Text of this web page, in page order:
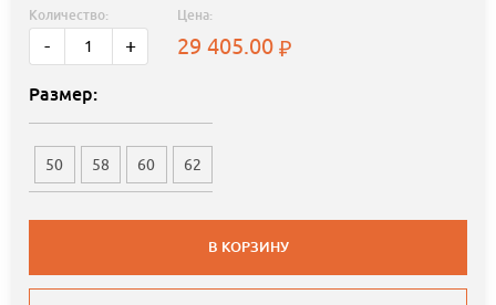
Количество:
- +
Цена:
29 405.00
Размер:
50 58 60 62
В КОРЗИНУ